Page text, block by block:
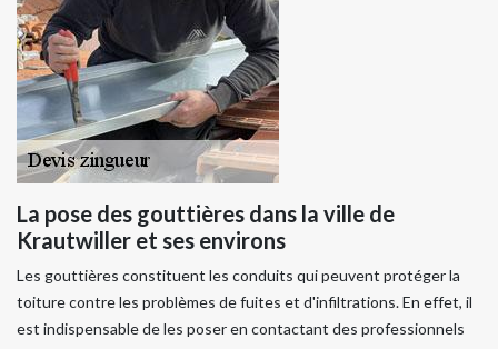
La pose des gouttières dans la ville de
Krautwiller et ses environs
Les gouttières constituent les conduits qui peuvent protéger la
toiture contre les problèmes de fuites et d'infiltrations. En effet, il
est indispensable de les poser en contactant des professionnels